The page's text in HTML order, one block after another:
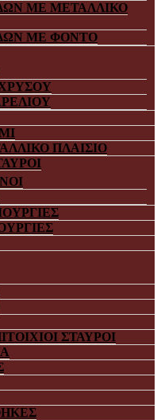
ΜΕ ΜΕΤΑΛΛΙΚΟ
ΜΕ ΦΟΝΤΟ
ΠΛΑΙΣΙΟ
ΣΤΑΥΡΟΙ